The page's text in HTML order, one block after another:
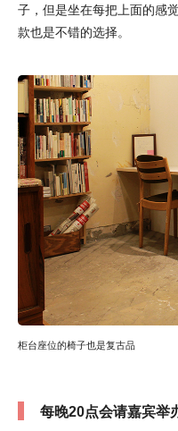
子，但是坐在每把上面的感
款也是不错的选择。
柜台座位的椅子也是复古品
每晚20点会请嘉宾举